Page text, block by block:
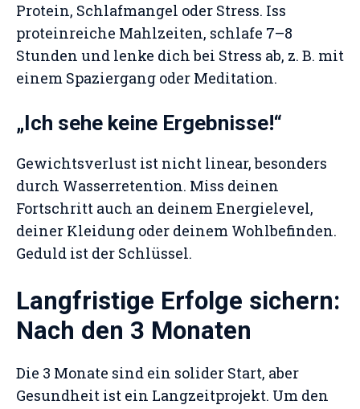
Protein, Schlafmangel oder Stress. Iss
proteinreiche Mahlzeiten, schlafe 7–8
Stunden und lenke dich bei Stress ab, z. B. mit
einem Spaziergang oder Meditation.
„Ich sehe keine Ergebnisse!“
Gewichtsverlust ist nicht linear, besonders
durch Wasserretention. Miss deinen
Fortschritt auch an deinem Energielevel,
deiner Kleidung oder deinem Wohlbefinden.
Geduld ist der Schlüssel.
Langfristige Erfolge sichern:
Nach den 3 Monaten
Die 3 Monate sind ein solider Start, aber
Gesundheit ist ein Langzeitprojekt. Um den